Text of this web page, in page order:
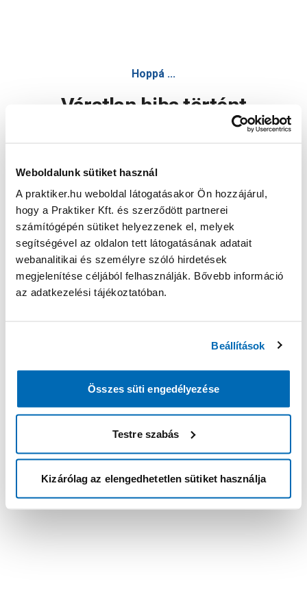
Weboldalunk sütiket használ
A praktiker.hu weboldal látogatásakor Ön hozzájárul,
hogy a Praktiker Kft. és szerződött partnerei
számítógépén sütiket helyezzenek el, melyek
segítségével az oldalon tett látogatásának adatait
webanalitikai és személyre szóló hirdetések
megjelenítése céljából felhasználják. Bővebb információ
az adatkezelési tájékoztatóban.
Beállítások
Összes süti engedélyezése
Testre szabás
Kizárólag az elengedhetetlen sütiket használja
Hoppá ...
Váratlan hiba történt
Oldal újratöltése